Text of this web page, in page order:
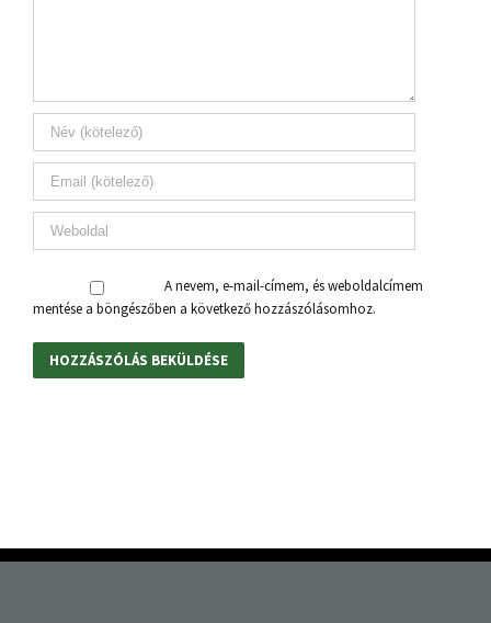
A nevem, e-mail-címem, és weboldalcímem
mentése a böngészőben a következő hozzászólásomhoz.